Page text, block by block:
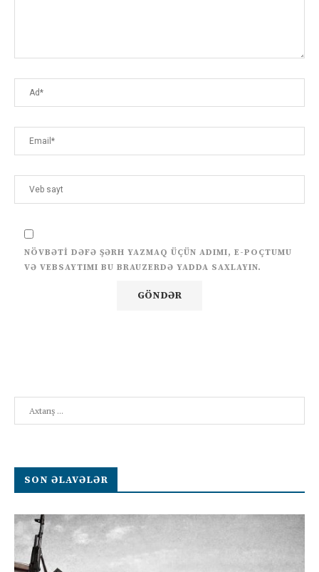
NÖVBƏTI DƏFƏ ŞƏRH YAZMAQ ÜÇÜN ADIMI, E-POÇTUMU
VƏ VEBSAYTIMI BU BRAUZERDƏ YADDA SAXLAYIN.
SON ƏLAVƏLƏR